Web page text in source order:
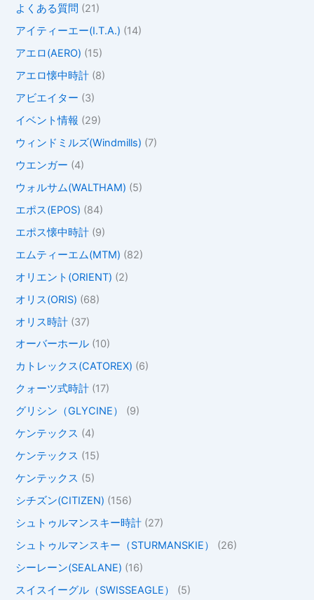
よくある質問 (21)
アイティーエー(I.T.A.) (14)
アエロ(AERO) (15)
アエロ懐中時計 (8)
アビエイター (3)
イベント情報 (29)
ウィンドミルズ(Windmills) (7)
ウエンガー (4)
ウォルサム(WALTHAM) (5)
エポス(EPOS) (84)
エポス懐中時計 (9)
エムティーエム(MTM) (82)
オリエント(ORIENT) (2)
オリス(ORIS) (68)
オリス時計 (37)
オーバーホール (10)
カトレックス(CATOREX) (6)
クォーツ式時計 (17)
グリシン（GLYCINE）
(9)
ケンテックス (4)
ケンテックス (15)
ケンテックス (5)
シチズン(CITIZEN) (156)
シュトゥルマンスキー時計 (27)
シュトゥルマンスキー（STURMANSKIE）
(26)
シーレーン(SEALANE) (16)
スイスイーグル（SWISSEAGLE）
(5)